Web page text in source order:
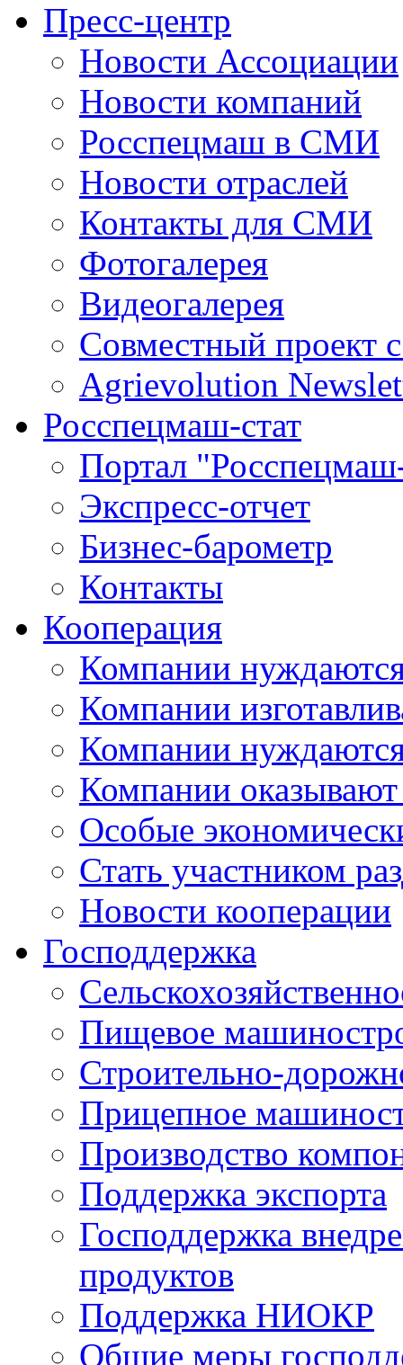
Пресс-центр
Новости Ассоциации
Новости компаний
Росспецмаш в СМИ
Новости отраслей
Контакты для СМИ
Фотогалерея
Видеогалерея
Совместный проект
Agrievolution
Росспецмаш-стат
Портал
Экспресс-отчет
Бизнес-барометр
Контакты
Кооперация
Компании
Компании
Компании
Компании оказывают
Особые
Стать участником
Новости кооперации
Господдержка
Пищевое
Строительно-
Прицепное
Производство
Поддержка экспорта
Господдержка
продуктов
Поддержка НИОКР
Общие меры